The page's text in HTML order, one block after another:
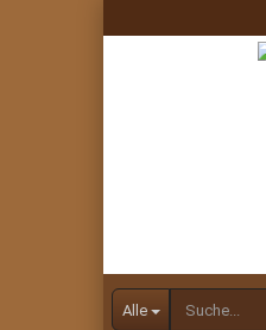
Alle